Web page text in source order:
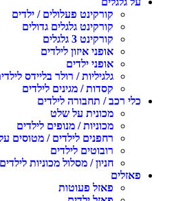
קורקינט פעלולים / ילדים
קורקינט גלגלים גדולים
קורקינט 3 גלגלים
אופני איזון לילדים
אופני ילדים
גלגיליות / רולר בליידס
קסדות / מגינים לילדים
כלי רכב / תחבורה לילדים
מכונית על שלט
מכוניות / מנופים לילדים
רחפנים לילדים / מטוסים
רובוטים לילדים
חניון / מסלול מכוניות לילדים
פאזלים
פאזל פעוטות